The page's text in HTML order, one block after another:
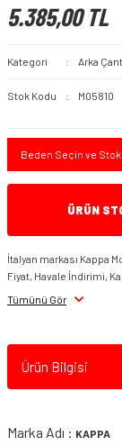
5.385,00 TL
Kategori Arka
Stok Kodu M05810
Beden Seçin ve Stok
ÜRÜN
İtalyan markası Kappa
Fiyat, Havale İndirimi,
Tümünü Gör
Ürün Bilgisi
Marka Adı : KAPPA